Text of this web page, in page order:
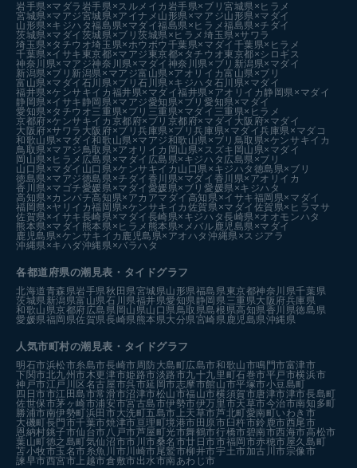
岩手県×マダラ 岩手県×スルメイカ 岩手県×ブリ宮城県×ヒラメ
宮城県×マアジ宮城県×アイナメ 山形県×マアジ山形県×マダイ
山形県×キジハタ福島県×マダイ福島県×ヒラメ福島県×チダイ
茨城県×マダイ 茨城県×ブリ茨城県×ヒラメ埼玉県×サワラ
埼玉県×タチウオ埼玉県×ホウボウ 千葉県×マダイ 千葉県×ヒラメ
千葉県×イサキ 東京都×マアジ 東京都×タチウオ東京都×シロギス
神奈川県×マアジ神奈川県×マダイ 神奈川県×ブリ 新潟県×マダイ
新潟県×ブリ 新潟県×マアジ富山県×アオリイカ富山県×ブリ
富山県×マダイ 石川県×ブリ石川県×キジハタ 石川県×マダイ
福井県×ケンサキイカ 福井県×マダイ福井県×アオリイカ 静岡県×マダイ
静岡県×イサキ 静岡県×マアジ愛知県×ブリ愛知県×マダイ
愛知県×タチウオ三重県×ブリ 三重県×マダイ 三重県×ヒラメ
京都府×ケンサキイカ 京都府×ブリ 京都府×マダイ 大阪府×マダイ
大阪府×サワラ 大阪府×ブリ兵庫県×ブリ兵庫県×マダイ兵庫県×マダコ
和歌山県×マダイ和歌山県×マアジ和歌山県×ブリ 鳥取県×ケンサキイカ
鳥取県×マアジ鳥取県×アオリイカ 岡山県×スズキ 岡山県×マダイ
岡山県×ヒラメ 広島県×マダイ 広島県×キジハタ 広島県×ブリ
山口県×マダイ 山口県×ケンサキイカ 山口県×キジハタ 徳島県×ブリ
徳島県×マアジ徳島県×チダイ 香川県×マダイ 香川県×アオリイカ
香川県×マゴチ愛媛県×マダイ 愛媛県×ブリ愛媛県×キジハタ
高知県×カンパチ高知県×アカアマダイ 高知県×イサキ福岡県×マダイ
福岡県×ヤリイカ福岡県×ケンサキイカ 佐賀県×マダイ 佐賀県×ヒラマサ
佐賀県×イサキ長崎県×マダイ 長崎県×キジハタ長崎県×オオモンハタ
熊本県×マダイ 熊本県×ヒラメ 熊本県×メバル鹿児島県×マダイ
鹿児島県×ケンサキイカ 鹿児島県×アオハタ沖縄県×スジアラ
沖縄県×キハダ沖縄県×バラハタ
各都道府県の潮見表 ・タイドグラフ
北海道青森県岩手県秋田県宮城県山形県福島県東京都神奈川県千葉県
茨城県新潟県富山県石川県福井県愛知県静岡県三重県大阪府兵庫県
和歌山県京都府広島県 岡山県山口県鳥取県島根県高知県香川県徳島県
愛媛県福岡県佐賀県長崎県熊本県大分県宮崎県鹿児島県沖縄県
人気市町村の潮見表・タイドグラフ
明石市浜松市糸島市長崎市周防大島町広島市和歌山市鳴門市富津市
下関市北九州市木更津市姫路市淡路市九十九里町石巻市平戸市横浜市
神戸市江戸川区 名古屋市呉市延岡市志摩市館山市平塚市小豆島町
四日市市江田島市常滑市沼津市松山市福山市横須賀市唐津市津市長島町
佐世保市茅ヶ崎市浦安市宮古島市伊勢市伊万里市天草市今治市南知多町
勝浦市南伊勢町浜田市大洗町五島市 上天草市芦北町愛南町いわき市
大磯町長門市千葉市焼津市亘理町境港市 田原市 臼杵市鈴鹿市西尾市
恩納村銚子市仙台市八戸市芦屋町光市舞鶴市行橋市碧南市西海市高松市
葉山町徳之島町気仙沼市市川市桑名市廿日市市福岡市赤穂市屋久島町
苫小牧市玉名市糸魚川市川崎市尾鷲市柳井市宇土市加古川市宗像市
諫早市西宮市 上越市倉敷市出水市南あわじ市